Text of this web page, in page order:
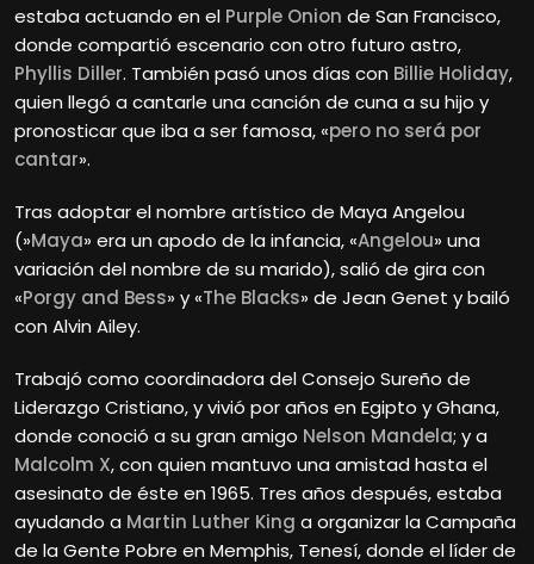
estaba actuando en el Purple Onion de San Francisco,
donde compartió escenario con otro futuro astro,
Phyllis Diller. También pasó unos días con Billie Holiday,
quien llegó a cantarle una canción de cuna a su hijo y
pronosticar que iba a ser famosa, «pero no será por
cantar».
Tras adoptar el nombre artístico de Maya Angelou
(»Maya» era un apodo de la infancia, «Angelou» una
variación del nombre de su marido), salió de gira con
«Porgy and Bess» y «The Blacks» de Jean Genet y bailó
con Alvin Ailey.
Trabajó como coordinadora del Consejo Sureño de
Liderazgo Cristiano, y vivió por años en Egipto y Ghana,
donde conoció a su gran amigo Nelson Mandela; y a
Malcolm X, con quien mantuvo una amistad hasta el
asesinato de éste en 1965. Tres años después, estaba
ayudando a Martin Luther King a organizar la Campaña
de la Gente Pobre en Memphis, Tenesí, donde el líder de